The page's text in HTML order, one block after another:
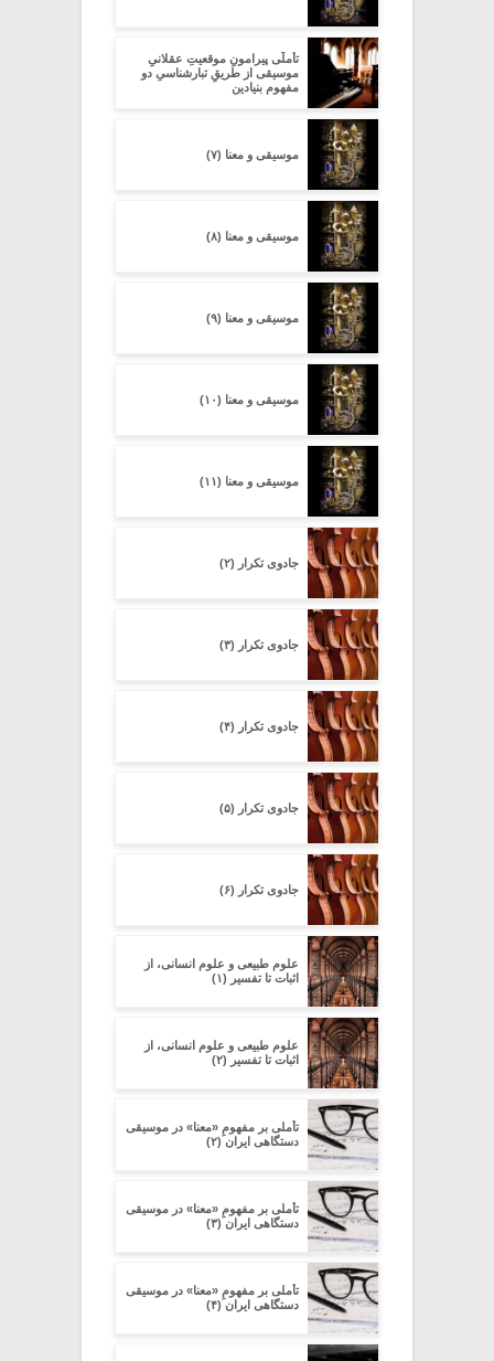
تأملّی پیرامونِ موقعیتِ عقلانیِ
موسیقی از طریقِ تبارشناسیِ دو
مفهومِ بنیادین
موسیقی و معنا (۷)
موسیقی و معنا (۸)
موسیقی و معنا (۹)
موسیقی و معنا (۱۰)
موسیقی و معنا (۱۱)
جادوی تکرار (۲)
جادوی تکرار (۳)
جادوی تکرار (۴)
جادوی تکرار (۵)
جادوی تکرار (۶)
علوم طبیعی و علوم انسانی، از
اثبات تا تفسیر (۱)
علوم طبیعی و علوم انسانی، از
اثبات تا تفسیر (۲)
تأملی بر مفهومِ «معنا» در موسیقی
دستگاهی ایران (۲)
تأملی بر مفهومِ «معنا» در موسیقی
دستگاهی ایران (۳)
تأملی بر مفهومِ «معنا» در موسیقی
دستگاهی ایران (۴)